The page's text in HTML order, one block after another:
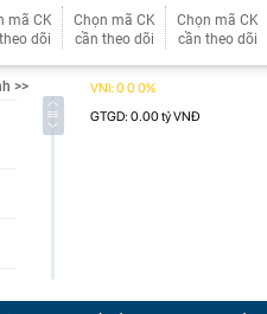
mã CK
dõi
Chọn mã CK
cần theo dõi
Chọn mã CK
cần theo dõi
>>